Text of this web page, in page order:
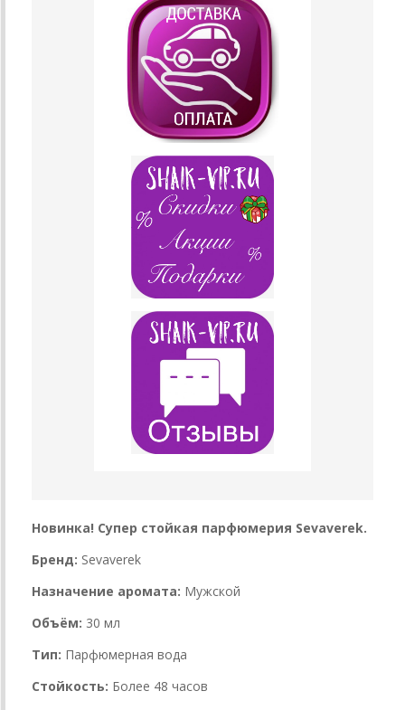
Новинка! Супер стойкая парфюмерия Sevaverek.
Бренд: Sevaverek
Назначение аромата: Мужской
Объём: 30 мл
Тип: Парфюмерная вода
Стойкость: Более 48 часов